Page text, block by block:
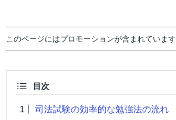
このページにはプロモーションが含まれています
目次
司法試験の効率的な勉強法の流れ